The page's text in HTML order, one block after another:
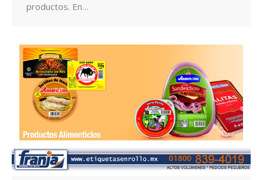
productos. En…